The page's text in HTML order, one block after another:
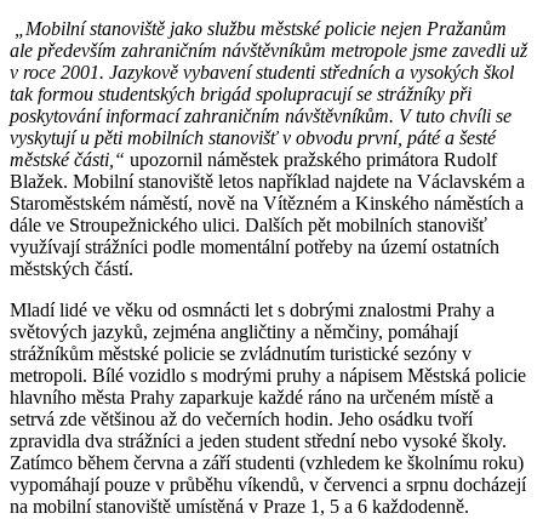
„Mobilní stanoviště jako službu městské policie nejen Pražanům
ale především zahraničním návštěvníkům metropole jsme zavedli už
v roce 2001. Jazykově vybavení studenti středních a vysokých škol
tak formou studentských brigád spolupracují se strážníky při
poskytování informací zahraničním návštěvníkům. V tuto chvíli se
vyskytují u pěti mobilních stanovišť v obvodu první, páté a šesté
městské části,“ upozornil náměstek pražského primátora Rudolf
Blažek. Mobilní stanoviště letos například najdete na Václavském a
Staroměstském náměstí, nově na Vítězném a Kinského náměstích a
dále ve Stroupežnického ulici. Dalších pět mobilních stanovišť
využívají strážníci podle momentální potřeby na území ostatních
městských částí.
Mladí lidé ve věku od osmnácti let s dobrými znalostmi Prahy a
světových jazyků, zejména angličtiny a němčiny, pomáhají
strážníkům městské policie se zvládnutím turistické sezóny v
metropoli. Bílé vozidlo s modrými pruhy a nápisem Městská policie
hlavního města Prahy zaparkuje každé ráno na určeném místě a
setrvá zde většinou až do večerních hodin. Jeho osádku tvoří
zpravidla dva strážníci a jeden student střední nebo vysoké školy.
Zatímco během června a září studenti (vzhledem ke školnímu roku)
vypomáhají pouze v průběhu víkendů, v červenci a srpnu docházejí
na mobilní stanoviště umístěná v Praze 1, 5 a 6 každodenně.